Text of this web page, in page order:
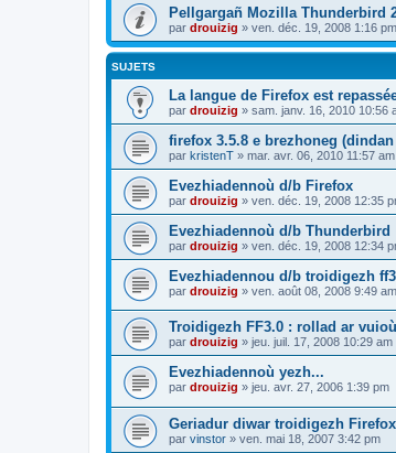
Pellgargañ Mozilla Thunderbird
par drouizig » ven. déc. 19, 2008 1:16 pm
SUJETS
La langue de Firefox est
par drouizig » sam. janv. 16, 2010 10:56
firefox 3.5.8 e brezhoneg
par kristenT » mar. avr. 06, 2010 11:57 am
Evezhiadennoù d/b Firefox
par drouizig » ven. déc. 19, 2008 12:35
Evezhiadennoù d/b Thunderbird
par drouizig » ven. déc. 19, 2008 12:34
Evezhiadennou d/b troidigezh ff3
par drouizig » ven. août 08, 2008 9:49 am
Troidigezh FF3.0 : rollad ar
par drouizig » jeu. juil. 17, 2008 10:29 am
Evezhiadennoù yezh...
par drouizig » jeu. avr. 27, 2006 1:39 pm
Geriadur diwar troidigezh
par vinstor » ven. mai 18, 2007 3:42 pm